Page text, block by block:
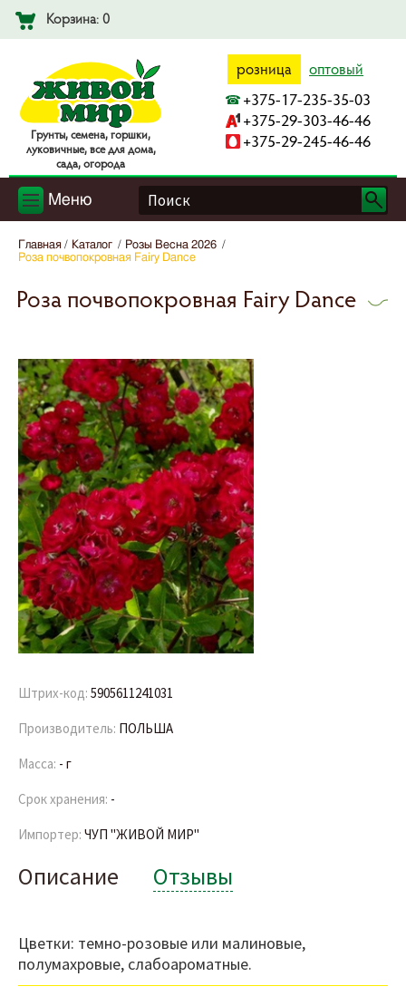
Корзина: 0
Гpyнты, ceмeнa, гopшки,
лyкoвичныe, вce для дoмa,
caдa, oгopoдa
розница оптовый
+375-17-235-35-03
+375-29-303-46-46
+375-29-245-46-46
Меню
Главная Каталог
Розы Весна 2026
Роза почвопокровная Fairy Dance
Роза почвопокровная Fairy Dance
Штрих-код: 5905611241031
Производитель: ПОЛЬША
Масса: - г
Срок хранения: -
Импортер: ЧУП "ЖИВОЙ МИР"
Описание Отзывы
Цветки: темно-розовые или малиновые,
полумахровые, слабоароматные.